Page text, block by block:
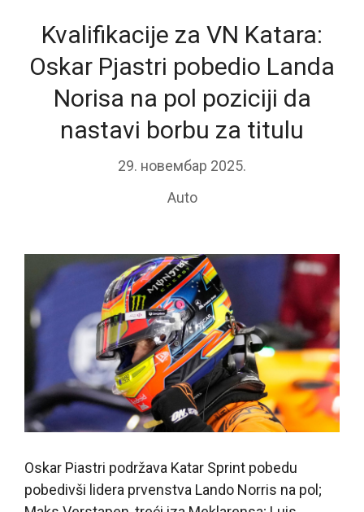
Kvalifikacije za VN Katara:
Oskar Pjastri pobedio Landa
Norisa na pol poziciji da
nastavi borbu za titulu
29. новембар 2025.
Auto
Oskar Piastri podržava Katar Sprint pobedu
pobedivši lidera prvenstva Lando Norris na pol;